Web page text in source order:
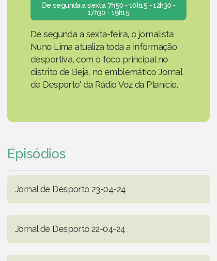
De segunda a sexta: 7h50 - 10h15 - 12h30 -
17h30 - 19h15
De segunda a sexta-feira, o jornalista
Nuno Lima atualiza toda a informação
desportiva, com o foco principal no
distrito de Beja, no emblemático 'Jornal
de Desporto' da Rádio Voz da Planície.
Episódios
Jornal de Desporto 23-04-24
Jornal de Desporto 22-04-24